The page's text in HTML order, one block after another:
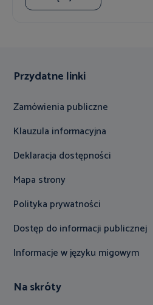
Przydatne linki
Zamówienia publiczne
Klauzula informacyjna
Deklaracja dostępności
Mapa strony
Polityka prywatności
Dostęp do informacji publicznej
Informacje w języku migowym
Na skróty